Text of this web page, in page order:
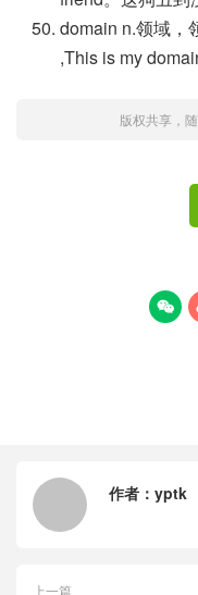
domain n.领域，
,This is my
版权共享，

作者： yptk
上一篇